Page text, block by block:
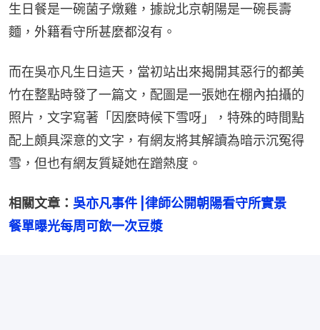
生日餐是一碗菌子燉雞，據說北京朝陽是一碗長壽
麵，外籍看守所甚麼都沒有。
而在吳亦凡生日這天，當初站出來揭開其惡行的都美
竹在整點時發了一篇文，配圖是一張她在棚內拍攝的
照片，文字寫著「因麼時候下雪呀」，特殊的時間點
配上頗具深意的文字，有網友將其解讀為暗示沉冤得
雪，但也有網友質疑她在蹭熱度。
相關文章： 吳亦凡事件 |律師公開朝陽看守所實景
餐單曝光每周可飲一次豆漿